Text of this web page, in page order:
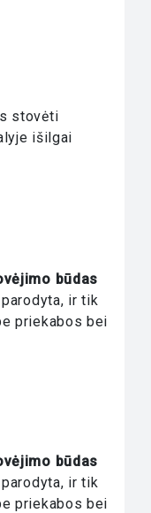
stovėti
išilgai
būdas
ir tik
priekabos bei
būdas
ir tik
priekabos bei